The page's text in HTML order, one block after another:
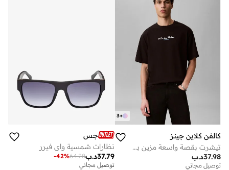
+
3
كالفن كلاين جينز
تيشرت بقصة واسعة مزين بشعار خطي بنمط جرافيك
د.ب37.98
توصيل مجاني
جس
نظارات شمسية واي فيرر
د.ب37.79
64.28
-42%
توصيل مجاني